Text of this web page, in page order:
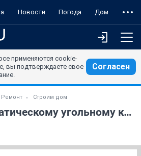
Новости Погода Дом
применяются cookie-
вы подтверждаете свое
Согласен
Строим дом
отчет по автоматическому угольному котлу Барин